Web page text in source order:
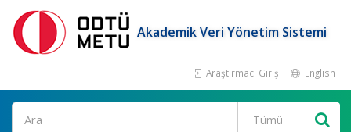
Akademik Veri Yönetim Sistemi
Araştırmacı Girişi English
Ara